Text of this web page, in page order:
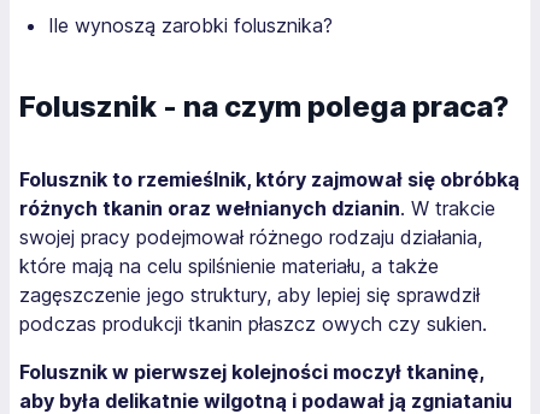
Ile wynoszą zarobki folusznika?
Folusznik - na czym polega praca?
Folusznik to rzemieślnik, który zajmował się obróbką
różnych tkanin oraz wełnianych dzianin. W trakcie
swojej pracy podejmował różnego rodzaju działania,
które mają na celu spilśnienie materiału, a także
zagęszczenie jego struktury, aby lepiej się sprawdził
podczas produkcji tkanin płaszcz owych czy sukien.
Folusznik w pierwszej kolejności moczył tkaninę,
aby była delikatnie wilgotną i podawał ją zgniataniu